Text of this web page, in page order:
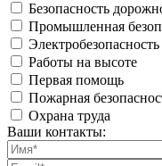
Безопасность
Промышленная
Электробезопасность
Работы на высоте
Первая помощь
Пожарная
Охрана труда
Ваши контакты: